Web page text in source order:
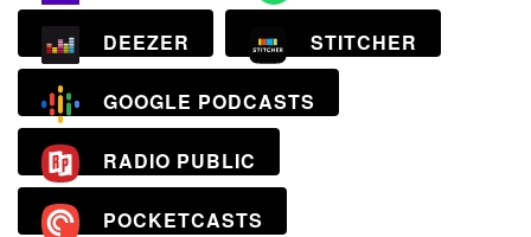
DEEZER STITCHER
GOOGLE PODCASTS
RADIO PUBLIC
POCKETCASTS